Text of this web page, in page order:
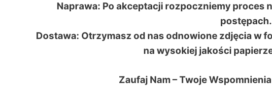
Naprawa: Po akceptacji rozpoczniemy proces
postępach.
Dostawa: Otrzymasz od nas odnowione zdjęcia w
na wysokiej jakości
Zaufaj Nam – Twoje